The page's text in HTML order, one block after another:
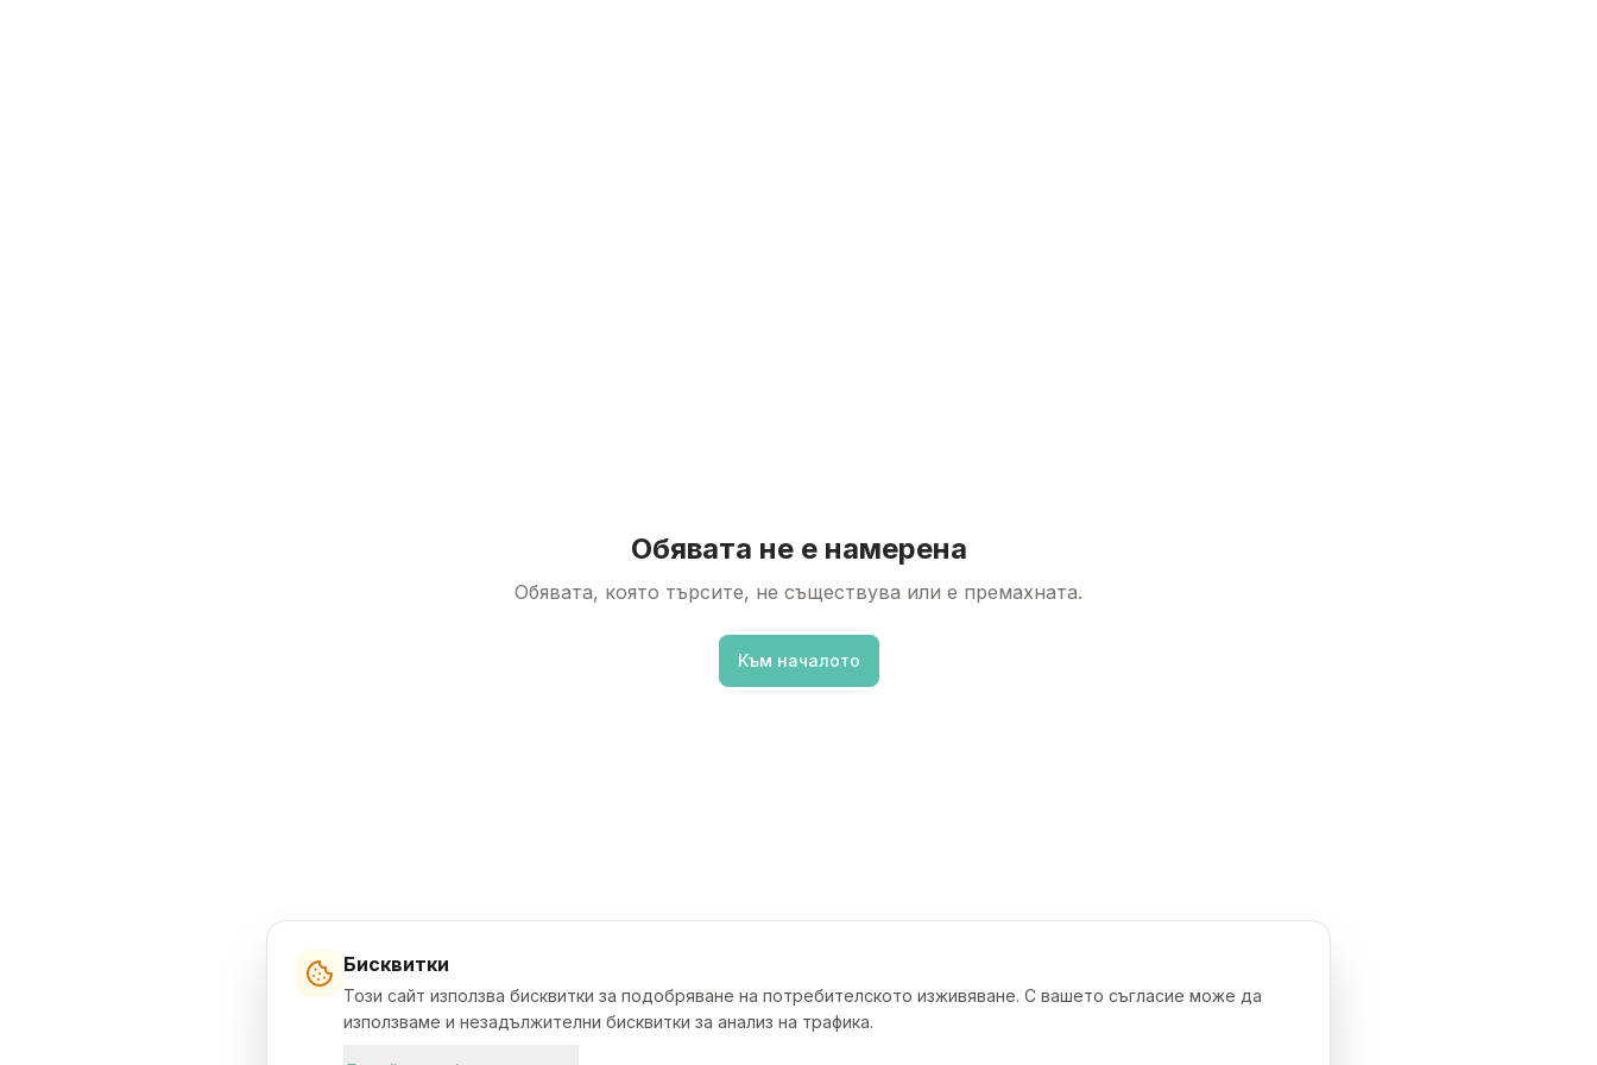
Обявата не е намерена
Обявата, която търсите, не съществува или е премахната.
Към началото
Бисквитки
Този сайт използва бисквитки за подобряване на потребителското изживяване. С вашето съгласие може да
използваме и незадължителни бисквитки за анализ на трафика.